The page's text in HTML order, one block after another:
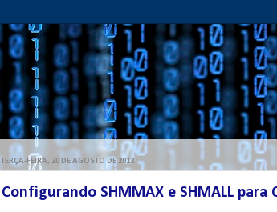
TERÇA-FEIRA, 20 DE AGOSTO DE 2013
Configurando SHMMAX e SHMALL para